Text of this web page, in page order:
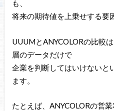
も、
将来の期待値を上乗せする要
UUUMとANYCOLORの比較
層のデータだけで
企業を判断してはいけないと
ます。
たとえば、ANYCOLORの営